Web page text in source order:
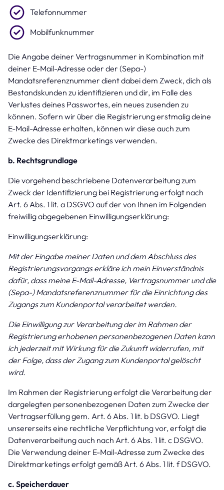
Telefonnummer
Mobilfunknummer
Die Angabe deiner Vertragsnummer in Kombination mit
deiner E-Mail-Adresse oder der (Sepa-)
Mandatsreferenznummer dient dabei dem Zweck, dich als
Bestandskunden zu identifizieren und dir, im Falle des
Verlustes deines Passwortes, ein neues zusenden zu
können. Sofern wir über die Registrierung erstmalig deine
E-Mail-Adresse erhalten, können wir diese auch zum
Zwecke des Direktmarketings verwenden.
b. Rechtsgrundlage
Die vorgehend beschriebene Datenverarbeitung zum
Zweck der Identifizierung bei Registrierung erfolgt nach
Art. 6 Abs. 1 lit. a DSGVO auf der von Ihnen im Folgenden
freiwillig abgegebenen Einwilligungserklärung:
Einwilligungserklärung:
Mit der Eingabe meiner Daten und dem Abschluss des
Registrierungsvorgangs erkläre ich mein Einverständnis
dafür, dass meine E-Mail-Adresse, Vertragsnummer und die
(Sepa-) Mandatsreferenznummer für die Einrichtung des
Zugangs zum Kundenportal verarbeitet werden.
Die Einwilligung zur Verarbeitung der im Rahmen der
Registrierung erhobenen personenbezogenen Daten kann
ich jederzeit mit Wirkung für die Zukunft widerrufen, mit
der Folge, dass der Zugang zum Kundenportal gelöscht
wird.
Im Rahmen der Registrierung erfolgt die Verarbeitung der
dargelegten personenbezogenen Daten zum Zwecke der
Vertragserfüllung gem. Art. 6 Abs. 1 lit. b DSGVO. Liegt
unsererseits eine rechtliche Verpflichtung vor, erfolgt die
Datenverarbeitung auch nach Art. 6 Abs. 1 lit. c DSGVO.
Die Verwendung deiner E-Mail-Adresse zum Zwecke des
Direktmarketings erfolgt gemäß Art. 6 Abs. 1 lit. f DSGVO.
c. Speicherdauer